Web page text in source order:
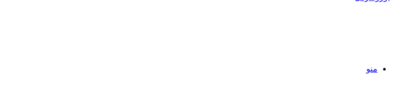
منو